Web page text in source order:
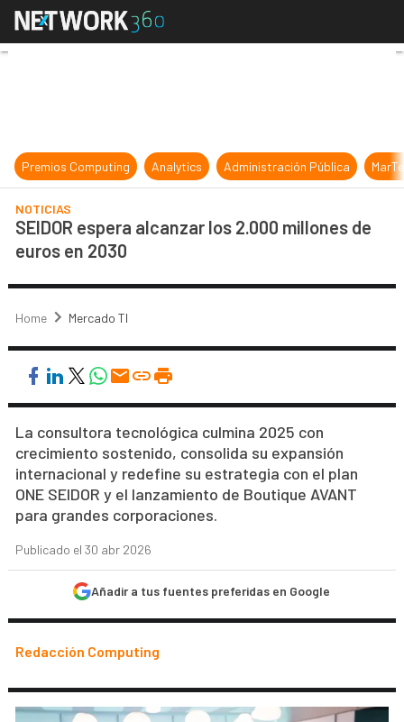
SEIDOR espera alcanzar los 2.000
Premios Computing Analytics Administración Pública
NOTICIAS
SEIDOR espera alcanzar los 2.000 millones de
euros en 2030
Home Mercado TI
La consultora tecnológica culmina 2025 con
crecimiento sostenido, consolida su expansión
internacional y redefine su estrategia con el plan
ONE SEIDOR y el lanzamiento de Boutique AVANT
para grandes corporaciones.
Publicado el 30 abr 2026
Añadir a tus fuentes preferidas en Google
Redacción Computing